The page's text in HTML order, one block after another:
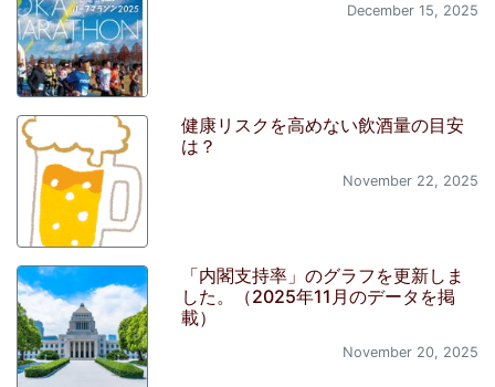
December 15, 2025
健康リスクを高めない飲酒量の目安
は？
November 22, 2025
「内閣支持率」のグラフを更新しま
した。（2025年11月のデータを掲
載）
November 20, 2025